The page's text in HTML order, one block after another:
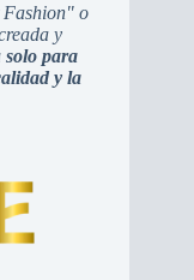
Fashion" o
y
solo para
y la